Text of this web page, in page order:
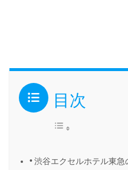
目次
渋谷エクセルホテル東急